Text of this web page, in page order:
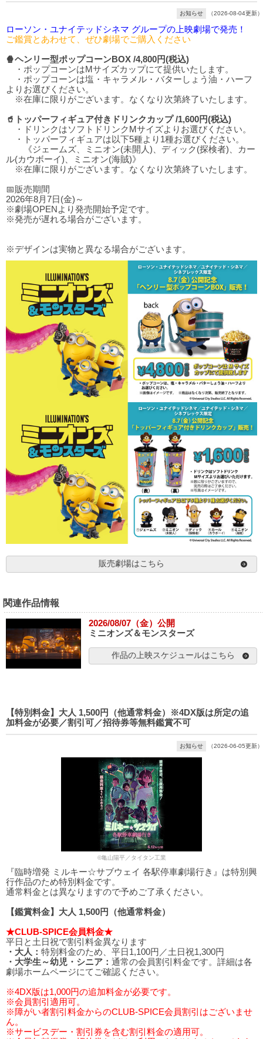
お知らせ （2026-08-04更新）
ローソン・ユナイテッドシネマ グループの上映劇場で発売！
ご鑑賞とあわせて、ぜひ劇場でご購入ください
🍿ヘンリー型ポップコーンBOX /4,800円(税込)
・ポップコーンはMサイズカップにて提供いたします。
・ポップコーンは塩・キャラメル・バターしょう油・ハーフ
よりお選びください。
※在庫に限りがございます。なくなり次第終了いたします。
🥤トッパーフィギュア付きドリンクカップ /1,600円(税込)
・ドリンクはソフトドリンクMサイズよりお選びください。
・トッパーフィギュアは以下5種より1種お選びください。
《ジェームズ、ミニオン(未開人)、ディック(探検者)、カー
ル(カウボーイ)、ミニオン(海賊)》
※在庫に限りがございます。なくなり次第終了いたします。
📅販売期間
2026年8月7日(金)～
※劇場OPENより発売開始予定です。
※発売が遅れる場合がございます。
※デザインは実物と異なる場合がございます。
販売劇場はこちら
関連作品情報
2026/08/07（金）公開
ミニオンズ＆モンスターズ
作品の上映スケジュールはこちら
【特別料金】大人 1,500円（他通常料金）※4DX版は所定の追
加料金が必要／割引可／招待券等無料鑑賞不可
お知らせ （2026-06-05更新）
©亀山陽平／タイタン工業
『臨時増発 ミルキー☆サブウェイ 各駅停車劇場行き』は特別興
行作品のため特別料金です。
通常料金とは異なりますので予めご了承ください。
【鑑賞料金】大人 1,500円（他通常料金）
★CLUB-SPICE会員料金★
平日と土日祝で割引料金異なります
・大人： 特別料金のため、平日1,100円／土日祝1,300円
・大学生～幼児・シニア： 通常の会員割引料金です。詳細は各
劇場ホームページにてご確認ください。
※4DX版は1,000円の追加料金が必要です。
※会員割引適用可。
※障がい者割引料金からのCLUB-SPICE会員割引はございませ
ん。
※サービスデー・割引券を含む割引料金の適用可。